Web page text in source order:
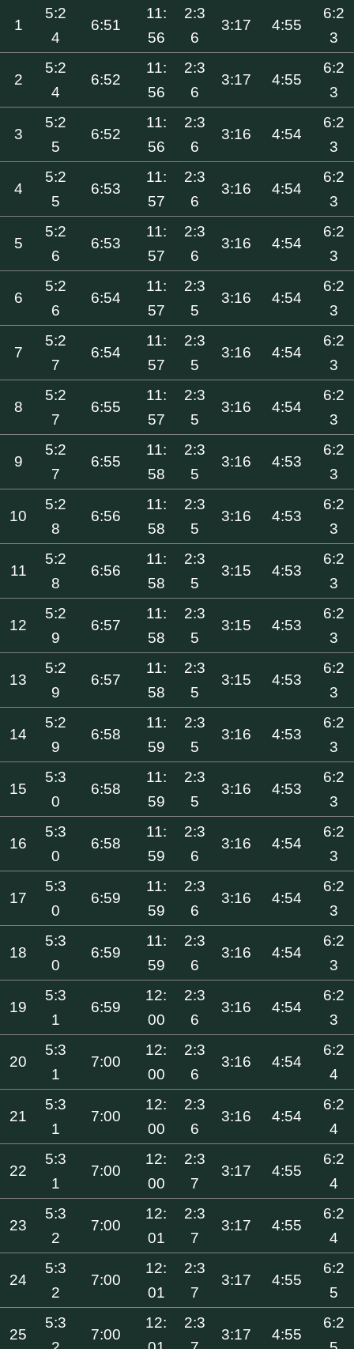
1
5:2
4
6:51
11:
56
2:3
6
3:17 4:55
6:2
3
2
5:2
4
6:52
11:
56
2:3
6
3:17 4:55
6:2
3
3
5:2
5
6:52
11:
56
2:3
6
3:16 4:54
6:2
3
4
5:2
5
6:53
11:
57
2:3
6
3:16 4:54
6:2
3
5
5:2
6
6:53
11:
57
2:3
6
3:16 4:54
6:2
3
6
5:2
6
6:54
11:
57
2:3
5
3:16 4:54
6:2
3
7
5:2
7
6:54
11:
57
2:3
5
3:16 4:54
6:2
3
8
5:2
7
6:55
11:
57
2:3
5
3:16 4:54
6:2
3
9
5:2
7
6:55
11:
58
2:3
5
3:16 4:53
6:2
3
10
5:2
8
6:56
11:
58
2:3
5
3:16 4:53
6:2
3
11
5:2
8
6:56
11:
58
2:3
5
3:15 4:53
6:2
3
12
5:2
9
6:57
11:
58
2:3
5
3:15 4:53
6:2
3
13
5:2
9
6:57
11:
58
2:3
5
3:15 4:53
6:2
3
14
5:2
9
6:58
11:
59
2:3
5
3:16 4:53
6:2
3
15
5:3
0
6:58
11:
59
2:3
5
3:16 4:53
6:2
3
16
5:3
0
6:58
11:
59
2:3
6
3:16 4:54
6:2
3
17
5:3
0
6:59
11:
59
2:3
6
3:16 4:54
6:2
3
18
5:3
0
6:59
11:
59
2:3
6
3:16 4:54
6:2
3
19
5:3
1
6:59
12:
00
2:3
6
3:16 4:54
6:2
3
20
5:3
1
7:00
12:
00
2:3
6
3:16 4:54
6:2
4
21
5:3
1
7:00
12:
00
2:3
6
3:16 4:54
6:2
4
22
5:3
1
7:00
12:
00
2:3
7
3:17 4:55
6:2
4
23
5:3
2
7:00
12:
01
2:3
7
3:17 4:55
6:2
4
24
5:3
2
7:00
12:
01
2:3
7
3:17 4:55
6:2
5
25
5:3
7:00
12:
2:3
3:17 4:55
6:2